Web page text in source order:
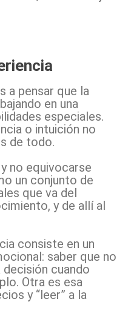
a pensar que la
en una
especiales.
o intuición no
de todo.
no equivocarse
un conjunto de
que va del
y de allí al
consiste en un
saber que no
decisión cuando
Otra es esa
y “leer” a la